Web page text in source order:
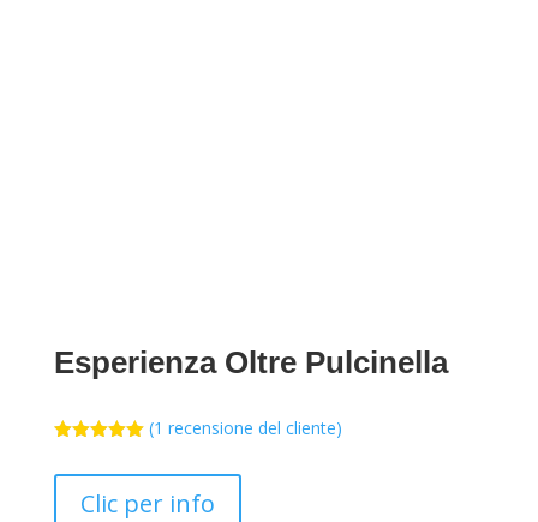
Esperienza Oltre Pulcinella
(1 recensione del cliente)
Clic per info